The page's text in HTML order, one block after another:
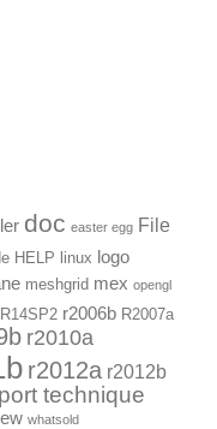
doc easter egg File
HELP linux logo
meshgrid mex opengl
R14SP2 r2006b R2007a
r2010a
r2012a r2012b
technique
whatsold